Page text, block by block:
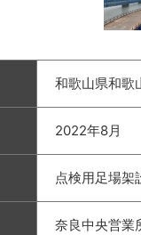
和歌山県和歌
2022年8月
点検用足場架
奈良中央営業